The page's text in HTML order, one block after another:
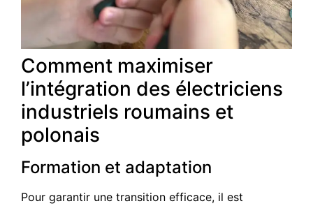
Comment maximiser
l’intégration des électriciens
industriels roumains et
polonais
Formation et adaptation
Pour garantir une transition efficace, il est